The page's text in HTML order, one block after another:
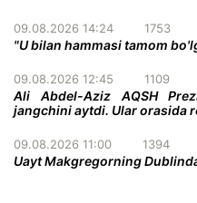
09.08.2026 14:24 1753
"U bilan hammasi tamom
09.08.2026 12:45 1109
Ali Abdel-Aziz AQSH
jangchini aytdi. Ular orasida
09.08.2026 11:00 1394
Uayt Makgregorning